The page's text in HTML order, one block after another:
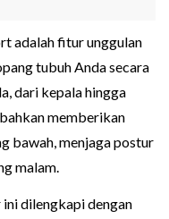
adalah fitur unggulan
tubuh Anda secara
dari kepala hingga
memberikan
bawah, menjaga postur
malam.
dilengkapi dengan